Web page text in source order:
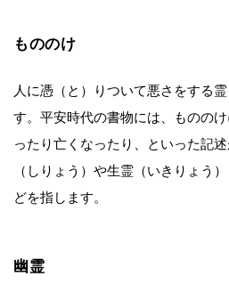
もののけ
人に憑（と）りついて悪さをする
す。平安時代の書物には、ものの
ったり亡くなったり、といった記
（しりょう）や生霊（いきりょう
どを指します。
幽霊